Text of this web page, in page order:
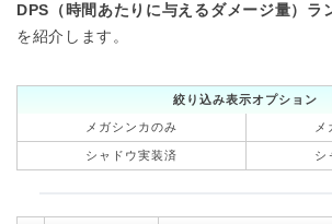
DPS（時間あたりに与えるダメージ量）ラ
を紹介します。
絞り込み表示オプション
メガシンカのみ メ
シャドウ実装済 シ